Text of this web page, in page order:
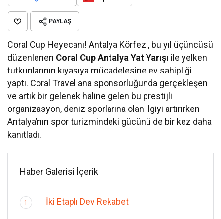
PAYLAŞ
Coral Cup Heyecanı! Antalya Körfezi, bu yıl üçüncüsü
düzenlenen Coral Cup Antalya Yat Yarışı ile yelken
tutkunlarının kıyasıya mücadelesine ev sahipliği
yaptı. Coral Travel ana sponsorluğunda gerçekleşen
ve artık bir gelenek haline gelen bu prestijli
organizasyon, deniz sporlarına olan ilgiyi artırırken
Antalya’nın spor turizmindeki gücünü de bir kez daha
kanıtladı.
Haber Galerisi İçerik
1 İki Etaplı Dev Rekabet